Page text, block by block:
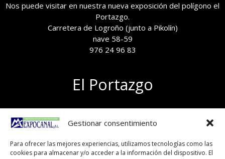
Gestionar consentimiento
Para ofrecer las mejores experiencias, utilizamos tecnologías como las
cookies para almacenar y/o acceder a la información del dispositivo. El
Nos puede visitar en nuestra nueva exposición del polígono el
Portazgo.
Carretera de Logroño (junto a Pikolín)
nave 58-59
976 24 96 83
El Portazgo
Polígono el Portazgo, nave 59
50011 Zaragoza
Tel 976 24 96 83